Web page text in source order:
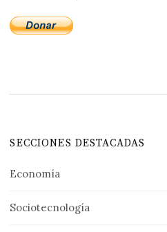
SECCIONES DESTACADAS
Economía
Sociotecnología